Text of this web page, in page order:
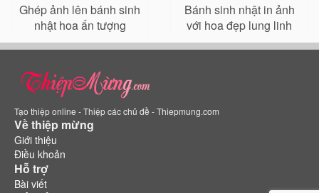
Ghép ảnh lên bánh sinh
nhật hoa ấn tượng
Bánh sinh nhật in ảnh
với hoa đẹp lung linh
Tạo thiệp online - Thiệp các chủ đề - Thiepmung.com
Về thiệp mừng
Giới thiệu
Điều khoản
Hỗ trợ
Bài viết